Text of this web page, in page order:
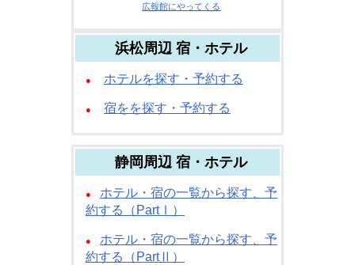
広報館にやってくる
浜松周辺 宿・ホテル
● ホテルを探す・予約する
● 宿をを探す・予約する
静岡周辺 宿・ホテル
●
ホテル・宿の一覧から探す、予
約する（PartⅠ）
●
ホテル・宿の一覧から探す、予
約する（PartⅡ）